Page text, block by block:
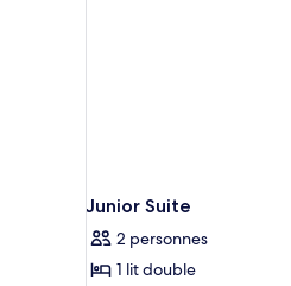
Junior Suite
2 personnes
1 lit double